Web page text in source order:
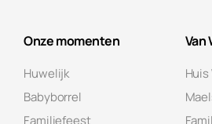
Onze momenten
Huwelijk
Babyborrel
Familiefeest
Van